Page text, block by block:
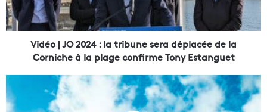
J
O
:
l
Vidéo | JO 2024 : la tribune sera déplacée de la
Corniche à la plage confirme Tony Estanguet
e
s